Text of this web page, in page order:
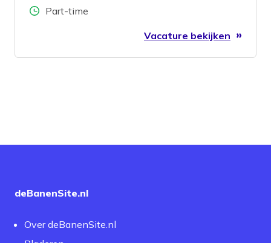
Aantal uren
Part-time
Vacature bekijken
deBanenSite.nl
Over deBanenSite.nl